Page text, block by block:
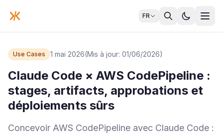
FR
Use Cases 1 mai 2026(Mis à jour: 01/06/2026)
Claude Code × AWS CodePipeline :
stages, artifacts, approbations et
déploiements sûrs
Concevoir AWS CodePipeline avec Claude Code :